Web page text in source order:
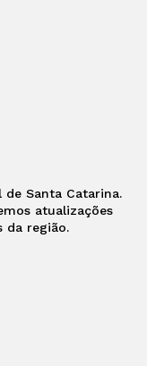
Santa Catarina.
atualizações
da região.